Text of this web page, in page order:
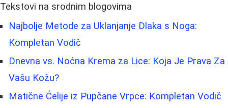
Tekstovi na srodnim blogovima
Najbolje Metode za Uklanjanje Dlaka s Noga:
Kompletan Vodič
Dnevna vs. Noćna Krema za Lice: Koja Je Prava Za
Vašu Kožu?
Matične Ćelije iz Pupčane Vrpce: Kompletan Vodič